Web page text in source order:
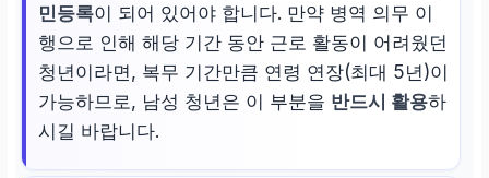
민등록이 되어 있어야 합니다. 만약 병역 의무 이
행으로 인해 해당 기간 동안 근로 활동이 어려웠던
청년이라면, 복무 기간만큼 연령 연장(최대 5년)이
가능하므로, 남성 청년은 이 부분을 반드시 활용하
시길 바랍니다.